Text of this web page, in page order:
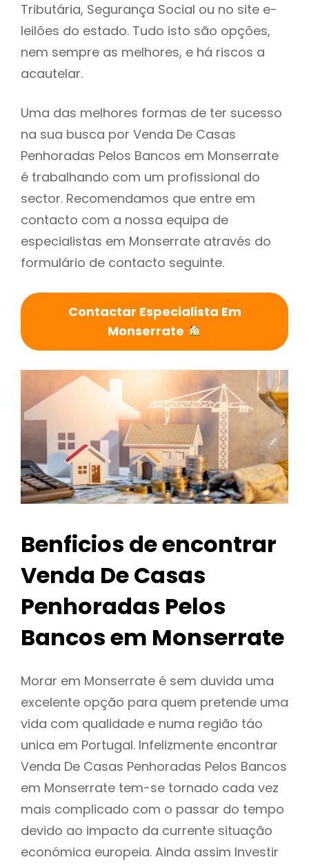
Tributária, Segurança Social ou no site e-
leilões do estado. Tudo isto são opções,
nem sempre as melhores, e há riscos a
acautelar.
Uma das melhores formas de ter sucesso
na sua busca por Venda De Casas
Penhoradas Pelos Bancos em Monserrate
é trabalhando com um profissional do
sector. Recomendamos que entre em
contacto com a nossa equipa de
especialistas em Monserrate através do
formulário de contacto seguinte.
Contactar Especialista Em
Monserrate
Benficios de encontrar
Venda De Casas
Penhoradas Pelos
Bancos em Monserrate
Morar em Monserrate é sem duvida uma
excelente opção para quem pretende uma
vida com qualidade e numa região táo
unica em Portugal. Infelizmente encontrar
Venda De Casas Penhoradas Pelos Bancos
em Monserrate tem-se tornado cada vez
mais complicado com o passar do tempo
devido ao impacto da currente situação
económica europeia. Ainda assim Investir